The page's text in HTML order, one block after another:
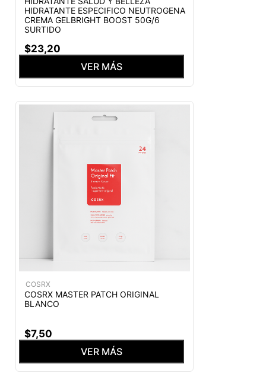
HIDRATANTE ESPECIFICO NEUTROGENA
CREMA GELBRIGHT BOOST 50G/6
SURTIDO
$23,20
VER MÁS
COSRX
COSRX MASTER PATCH ORIGINAL
BLANCO
$7,50
VER MÁS